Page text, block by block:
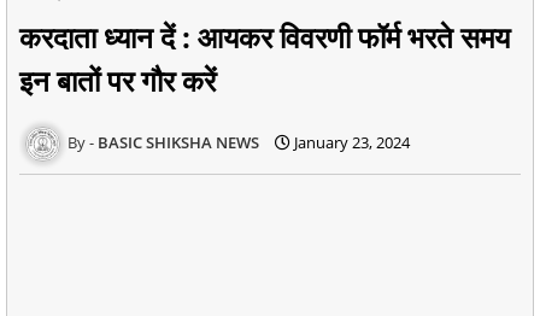
करदाता ध्यान दें : आयकर विवरणी फॉर्म भरते समय
इन बातों पर गौर करें
BASIC SHIKSHA NEWS January 23, 2024